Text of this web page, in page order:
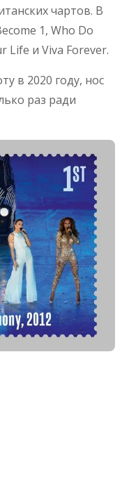
чартов. В
1, Who Do
Life и Viva Forever.
в 2020 году, нос
раз ради